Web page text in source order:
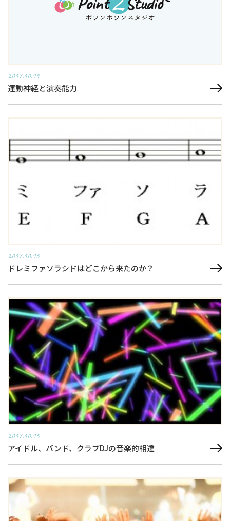
2017.10.19
運動神経と演奏能力
2017.10.16
ドレミファソラシドはどこから来たのか？
2017.10.15
アイドル、バンド、クラブDJの音楽的相違